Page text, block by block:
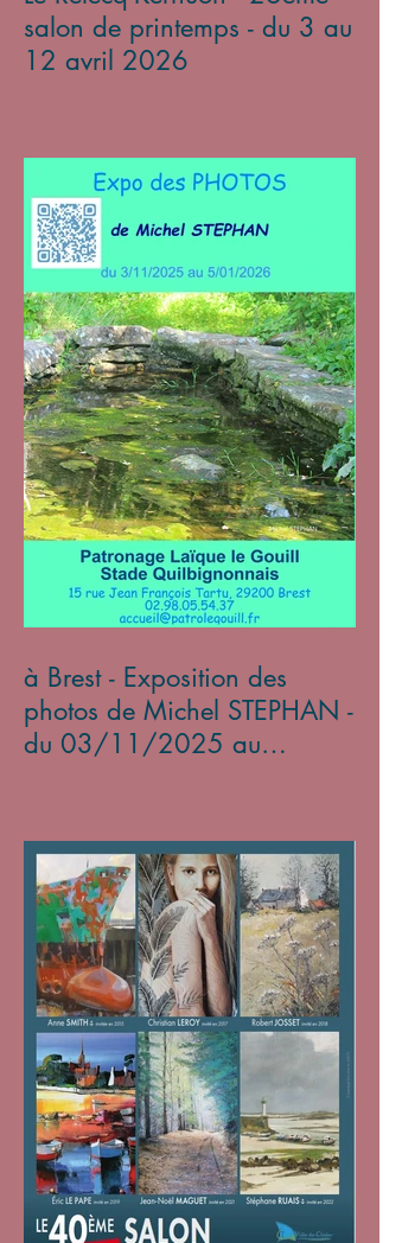
salon de printemps - du 3 au
12 avril 2026
à Brest - Exposition des
photos de Michel STEPHAN -
du 03/11/2025 au